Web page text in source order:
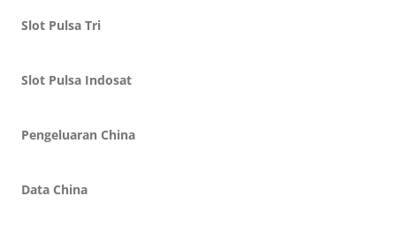
Slot Pulsa Tri
Slot Pulsa Indosat
Pengeluaran China
Data China